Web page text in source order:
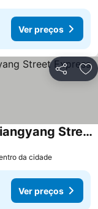
Ver preços
Partilhar
GreenTree Inn Datong West Xiangyang Street Express Hotel
da cidade
Ver preços